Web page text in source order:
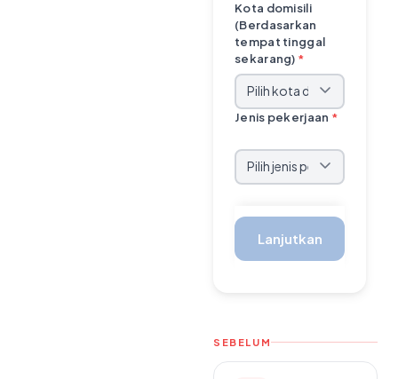
Kota domisili
(Berdasarkan
tempat tinggal
sekarang) *
Jenis pekerjaan *
Lanjutkan
SEBELUM